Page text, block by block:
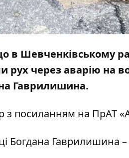
в Шевченківському
через аварію на
Гаврилишина.
з посиланням на ПрАТ
Богдана Гаврилишина –